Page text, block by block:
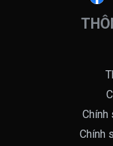
Chính
Chính